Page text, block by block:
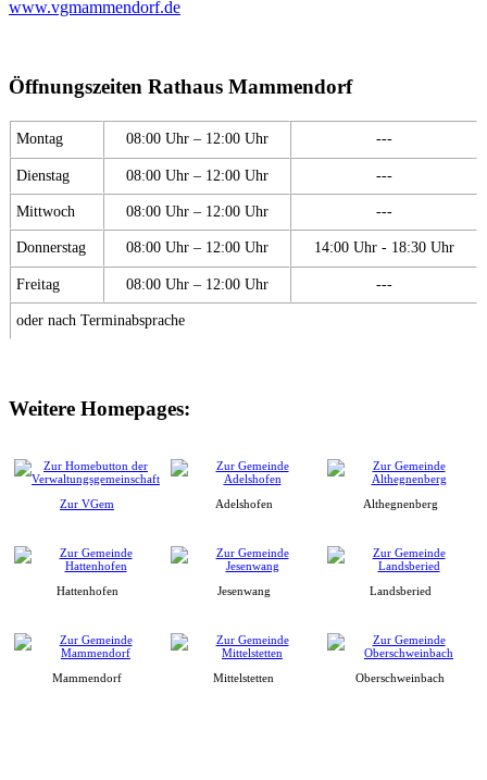
www.vgmammendorf.de
Öffnungszeiten Rathaus Mammendorf
Montag 08:00 Uhr – 12:00 Uhr ---
Dienstag 08:00 Uhr – 12:00 Uhr ---
Mittwoch 08:00 Uhr – 12:00 Uhr ---
Donnerstag 08:00 Uhr – 12:00 Uhr 14:00 Uhr - 18:30 Uhr
Freitag 08:00 Uhr – 12:00 Uhr ---
oder nach Terminabsprache
Weitere Homepages:
Zur VGem Adelshofen Althegnenberg
Hattenhofen Jesenwang Landsberied
Mammendorf Mittelstetten Oberschweinbach